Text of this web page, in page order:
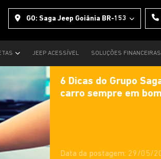
GO: Saga Jeep Goiânia BR-153
JEEP ACESSÍVEL SOLUÇÕES FINANCEIRAS
6 Dicas do Grupo
carro sempre em
Data da postagem: 29/05/